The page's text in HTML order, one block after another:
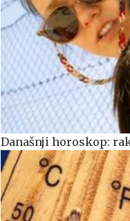
Današnji horoskop: